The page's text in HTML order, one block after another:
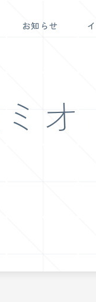
お知らせ
オ